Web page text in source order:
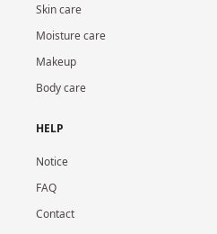
Skin care
Moisture care
Makeup
Body care
HELP
Notice
FAQ
Contact